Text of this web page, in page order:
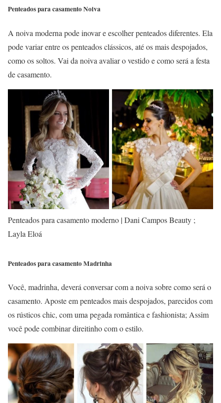
Penteados para casamento Noiva
A noiva moderna pode inovar e escolher penteados diferentes. Ela
pode variar entre os penteados clássicos, até os mais despojados,
como os soltos. Vai da noiva avaliar o vestido e como será a festa
de casamento.
Penteados para casamento moderno | Dani Campos Beauty ;
Layla Eloá
Penteados para casamento Madrinha
Você, madrinha, deverá conversar com a noiva sobre como será o
casamento. Aposte em penteados mais despojados, parecidos com
os rústicos chic, com uma pegada romântica e fashionista; Assim
você pode combinar direitinho com o estilo.